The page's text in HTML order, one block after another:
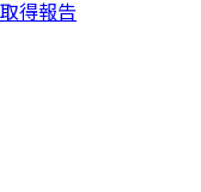
取得報告